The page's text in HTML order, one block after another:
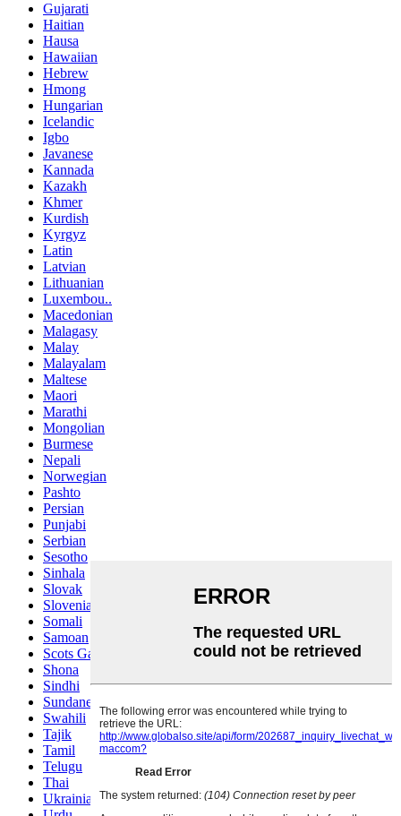
Gujarati
Haitian
Hausa
Hawaiian
Hebrew
Hmong
Hungarian
Icelandic
Igbo
Javanese
Kannada
Kazakh
Khmer
Kurdish
Kyrgyz
Latin
Latvian
Lithuanian
Luxembou..
Macedonian
Malagasy
Malay
Malayalam
Maltese
Maori
Marathi
Mongolian
Burmese
Nepali
Norwegian
Pashto
Persian
Punjabi
Serbian
Sesotho
Sinhala
Slovak
Slovenian
Somali
Samoan
Scots Gaelic
Shona
Sindhi
Sundanese
Swahili
Tajik
Tamil
Telugu
Thai
Ukrainian